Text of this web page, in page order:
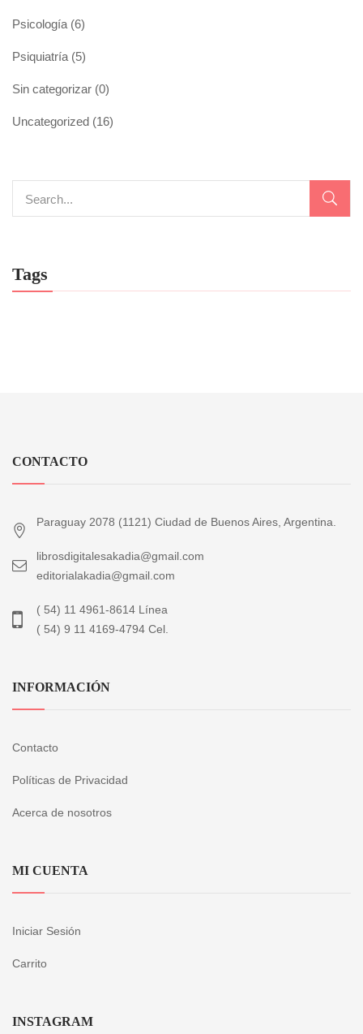
Psicología (6)
Psiquiatría (5)
Sin categorizar (0)
Uncategorized (16)
Tags
CONTACTO
Paraguay 2078 (1121) Ciudad de Buenos Aires, Argentina.
librosdigitalesakadia@gmail.com
editorialakadia@gmail.com
( 54) 11 4961-8614 Línea
( 54) 9 11 4169-4794 Cel.
INFORMACIÓN
Contacto
Políticas de Privacidad
Acerca de nosotros
MI CUENTA
Iniciar Sesión
Carrito
INSTAGRAM